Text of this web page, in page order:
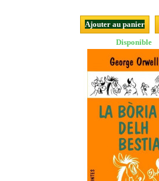
Ajouter au panier
Disponible